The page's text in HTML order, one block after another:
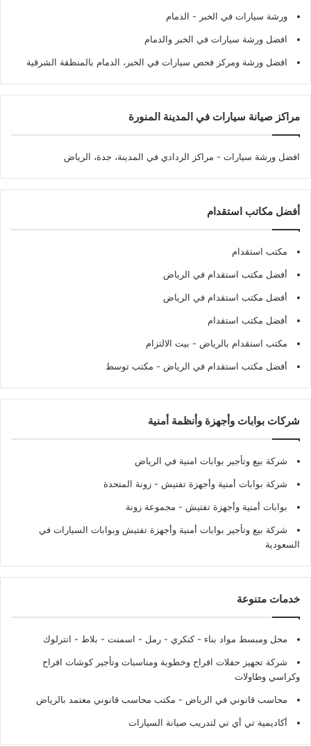
ورشة سيارات في الخبر - الدمام
افضل ورشة سيارات في الخبر والدمام
افضل ورشة ومركز فحص سيارات في الخبر، الدمام بالمنطقة الشرقية
مراكز صيانة سيارات في المدينة المنورة
افضل ورشة سيارات - مراكز الردادي في المدينة، جدة، الرياض
أفضل مكاتب استقدام
مكتب استقدام
أفضل مكتب استقدام في الرياض
أفضل مكتب استقدام في الرياض
أفضل مكتب استقدام
مكتب استقدام بالرياض - بيت الالتزام
أفضل مكتب استقدام في الرياض - مكتب توسط
شركات بوابات وأجهزة وأنظمة أمنية
شركة بيع وتأجير بوابات امنية في الرياض
شركة بوابات أمنية وأجهزة تفتيش - زونة المتحدة
بوابات أمنية وأجهزة تفتيش - مجموعة زونة
شركة بيع وتأجير بوابات أمنية وأجهزة تفتيش وبوابات السيارات في
السعودية
خدمات متنوعة
محل ومبسط مواد بناء - كنكري - رمل - اسمنت - بلاط - انترلوك
شركة تجهيز حفلات افراح وخطوبة ومناسبات وتأجير كوشات افراح
وكراسي وطاولات
محاسب قانوني في الرياض - مكتب محاسب قانوني معتمد بالرياض
أكاديمية تي أي تي لتدريب صيانة السيارات